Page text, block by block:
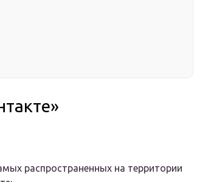
распространенных на территории